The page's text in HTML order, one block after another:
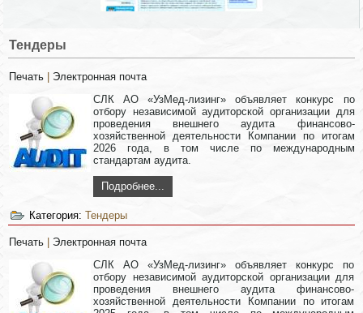
Тендеры
Печать
Электронная почта
СЛК АО «УзМед-лизинг» объявляет конкурс по
отбору независимой аудиторской организации для
проведения внешнего аудита финансово-
хозяйственной деятельности Компании по итогам
2026 года, в том числе по международным
стандартам аудита.
Подробнее...
Категория:Тендеры
Печать
Электронная почта
СЛК АО «УзМед-лизинг» объявляет конкурс по
отбору независимой аудиторской организации для
проведения внешнего аудита финансово-
хозяйственной деятельности Компании по итогам